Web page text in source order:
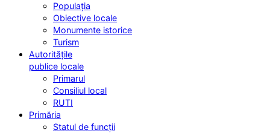
Populația
Obiective locale
Monumente istorice
Turism
Autoritățile
publice locale
Primarul
Consiliul local
RUTI
Primăria
Statul de funcții